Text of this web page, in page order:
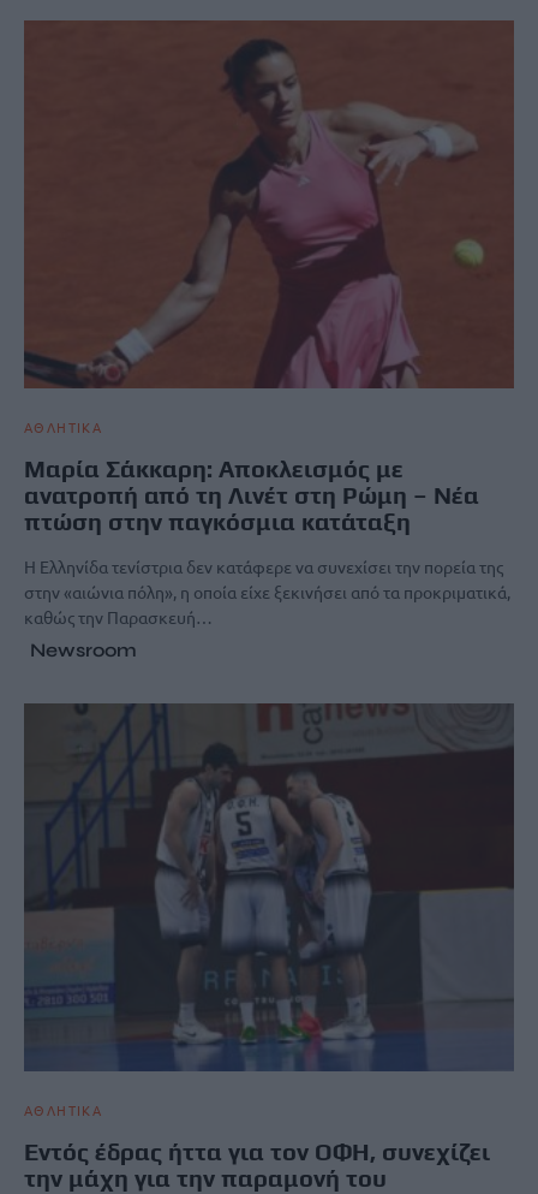
ΑΘΛΗΤΙΚΑ
Μαρία Σάκκαρη: Αποκλεισμός με
ανατροπή από τη Λινέτ στη Ρώμη – Νέα
πτώση στην παγκόσμια κατάταξη
Η Ελληνίδα τενίστρια δεν κατάφερε να συνεχίσει την πορεία της
στην «αιώνια πόλη», η οποία είχε ξεκινήσει από τα προκριματικά,
καθώς την Παρασκευή…
Newsroom
ΑΘΛΗΤΙΚΑ
Εντός έδρας ήττα για τον ΟΦΗ, συνεχίζει
την μάχη για την παραμονή του